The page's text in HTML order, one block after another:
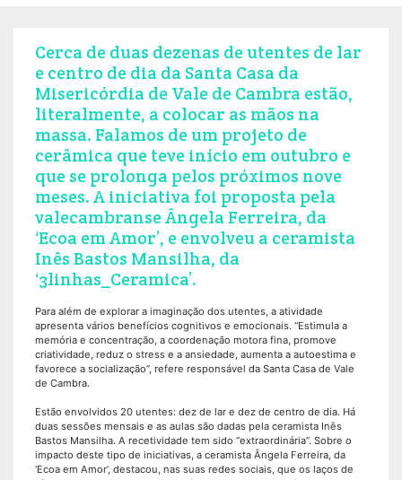
Cerca de duas dezenas de utentes de lar
e centro de dia da Santa Casa da
Misericórdia de Vale de Cambra estão,
literalmente, a colocar as mãos na
massa. Falamos de um projeto de
cerâmica que teve início em outubro e
que se prolonga pelos próximos nove
meses. A iniciativa foi proposta pela
valecambranse Ângela Ferreira, da
‘Ecoa em Amor’, e envolveu a ceramista
Inês Bastos Mansilha, da
‘3linhas_Ceramica’.
Para além de explorar a imaginação dos utentes, a atividade
apresenta vários benefícios cognitivos e emocionais. “Estimula a
memória e concentração, a coordenação motora fina, promove
criatividade, reduz o stress e a ansiedade, aumenta a autoestima e
favorece a socialização”, refere responsável da Santa Casa de Vale
de Cambra.
Estão envolvidos 20 utentes: dez de lar e dez de centro de dia. Há
duas sessões mensais e as aulas são dadas pela ceramista Inês
Bastos Mansilha. A recetividade tem sido “extraordinária”. Sobre o
impacto deste tipo de iniciativas, a ceramista Ângela Ferreira, da
‘Ecoa em Amor’, destacou, nas suas redes sociais, que os laços de